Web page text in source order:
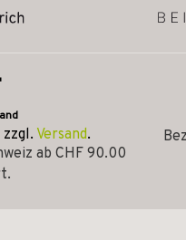
Versand.
ab CHF 90.00